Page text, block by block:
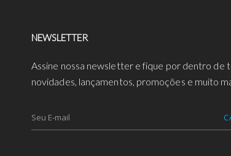
NEWSLETTER
Assine nossa newsletter e fique por dentro de
novidades, lançamentos, promoções e muito